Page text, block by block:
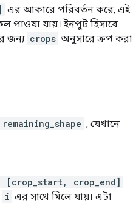
এর আকারে পরিবর্তন করে, এই
পাওয়া যায়। ইনপুট হিসাবে
জন্য crops অনুসারে ক্রপ করা
, যেখানে
crop_end]
i এর সাথে মিলে যায়। এটা